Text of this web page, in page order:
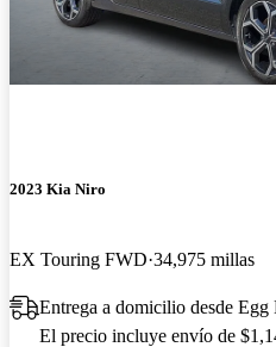
2023 Kia Niro
EX Touring FWD 34,975 millas
Entrega a domicilio desde
El precio incluye envío de